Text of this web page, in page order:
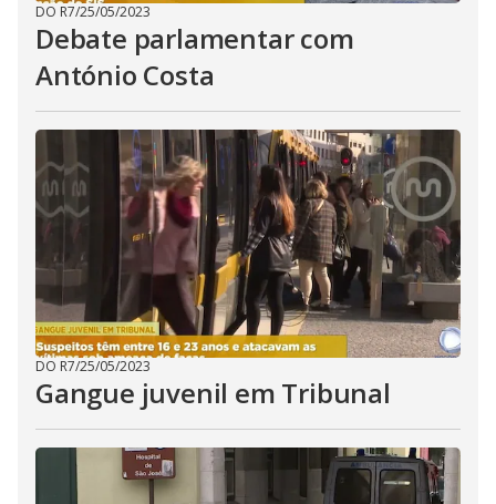
DO R7/25/05/2023
Debate parlamentar com
António Costa
DO R7/25/05/2023
Gangue juvenil em Tribunal